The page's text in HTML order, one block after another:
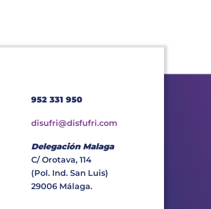
952 331 950
disufri@disfufri.com
Delegación Malaga
C/ Orotava, 114
(Pol. Ind. San Luis)
29006 Málaga.